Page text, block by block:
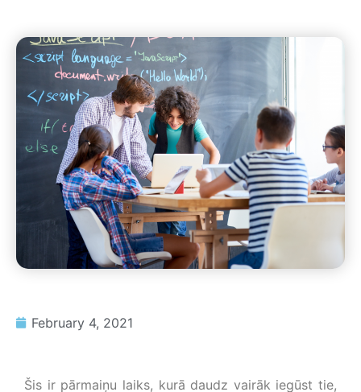
February 4, 2021
Šis ir pārmaiņu laiks, kurā daudz vairāk iegūst tie,